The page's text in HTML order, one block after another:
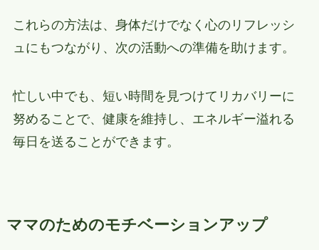
これらの方法は、身体だけでなく心のリフレッシ
ュにもつながり、次の活動への準備を助けます。
忙しい中でも、短い時間を見つけてリカバリーに
努めることで、健康を維持し、エネルギー溢れる
毎日を送ることができます。
ママのためのモチベーションアップ